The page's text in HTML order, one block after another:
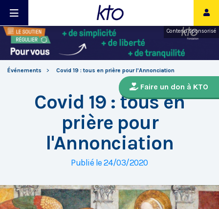
Contenu sponsorisé
Événements Covid 19 : tous en prière pour l'Annonciation
Faire un don à KTO
Covid 19 : tous en
prière pour
l'Annonciation
Publié le 24/03/2020